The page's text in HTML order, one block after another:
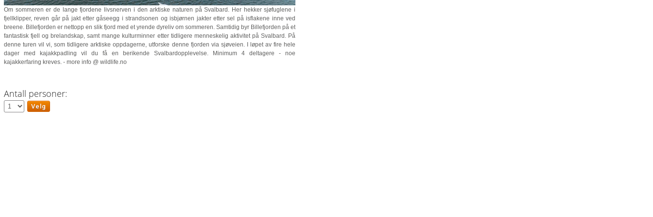
Om sommeren er de lange fjordene livsnerven i den arktiske naturen på Svalbard. Her hekker sjøfuglene i
fjellklipper, reven går på jakt etter gåseegg i strandsonen og isbjørnen jakter etter sel på isflakene inne ved
breene. Billefjorden er nettopp en slik fjord med et yrende dyreliv om sommeren. Samtidig byr Billefjorden på et
fantastisk fjell og brelandskap, samt mange kulturminner etter tidligere menneskelig aktivitet på Svalbard. På
denne turen vil vi, som tidligere arktiske oppdagerne, utforske denne fjorden via sjøveien. I løpet av fire hele
dager med kajakkpadling vil du få en berikende Svalbardopplevelse. Minimum 4 deltagere - noe
kajakkerfaring kreves. - more info @ wildlife.no
Antall personer: